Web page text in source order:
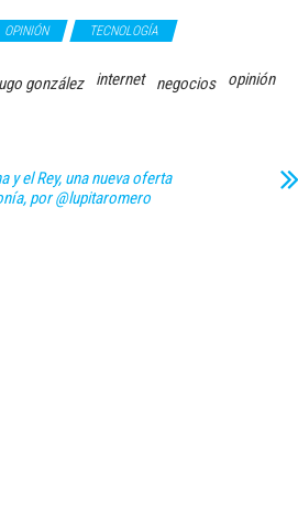
OPINIÓN TECNOLOGÍA
gonzález internet negocios
opinión
y el Rey, una nueva oferta
por @lupitaromero